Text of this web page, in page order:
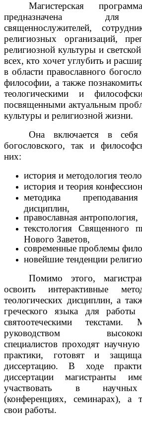
Магистерская
предназначена для
священнослужителей,
религиозных организаций,
религиозной культуры и
всех, кто хочет углубить и
в области православного
философии, а также
теологическими и
посвященными актуальным
культуры и религиозной жизни.
Она включается в
богословского, так и
них:
история и методология
история и теория
методика
дисциплин,
православная антропология,
текстология Священного
Нового Заветов,
современные проблемы
новейшие тенденции
Помимо этого,
освоить интерактивные
теологических дисциплин, а
греческого языка для
святоотеческими текстами.
руководством
специалистов проходят
практики, готовят и
диссертацию. В ходе
диссертации магистранты
участвовать в научных
(конференциях, семинарах), а
свои работы.